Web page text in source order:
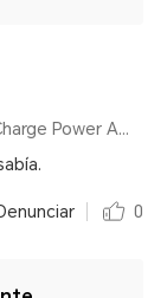
Por HONOR SuperCharge Power Adapter (Max 66W) White
0